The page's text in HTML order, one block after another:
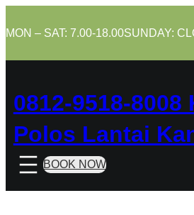
to
MON – SAT: 7.00-18.00SUNDAY:
0812-9518-8008
Polos Lantai
BOOK NOW